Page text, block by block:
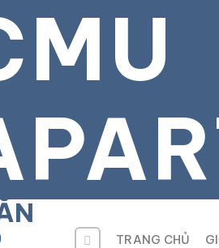
TRANG CHỦ